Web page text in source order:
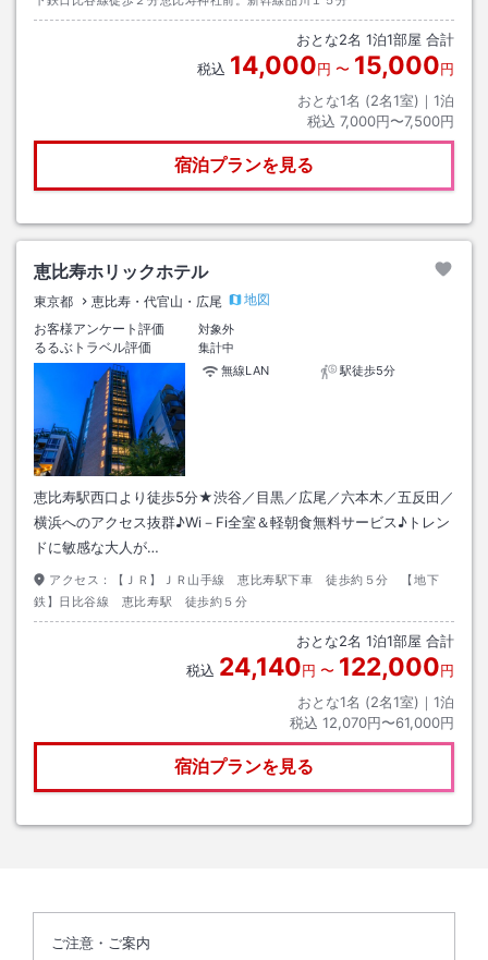
おとな2名 1泊1部屋 合計
税込 14,000円 〜 15,000円
おとな1名 (2名1室)｜ 1泊
税込 7,000円〜7,500円
宿泊プランを見る
恵比寿ホリックホテル
東京都 恵比寿・代官山・広尾
地図
お客様アンケート評価
対象外
るるぶトラベル評価
集計中
無線LAN
駅徒歩5分
恵比寿駅西口より徒歩5分★渋谷／目黒／広尾／六本木／五反田／
横浜へのアクセス抜群♪Wi－Fi全室＆軽朝食無料サービス♪トレン
ドに敏感な大人が…
アクセス：
【ＪＲ】ＪＲ山手線 恵比寿駅下車 徒歩約５分 【地下
鉄】日比谷線 恵比寿駅 徒歩約５分
おとな2名 1泊1部屋 合計
税込 24,140円 〜 122,000円
おとな1名 (2名1室)｜ 1泊
税込 12,070円〜61,000円
宿泊プランを見る
ご注意・ご案内